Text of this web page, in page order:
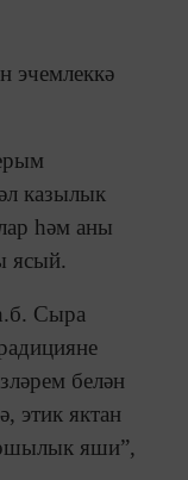
эчемлеккә
казылык
һәм аны
ясый.
Сыра
белән
этик яктан
яши”,